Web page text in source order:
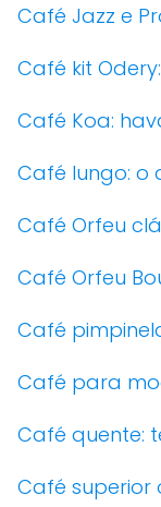
Café Jazz e
Café kit
Café Koa:
Café lungo: o
Café Orfeu
Café Orfeu
Café
Café para
Café quente:
Café superior